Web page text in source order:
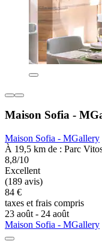
Maison Sofia -
Maison Sofia - MGallery
À 19,5 km de : Parc
8,8/10
Excellent
(189 avis)
84 €
taxes et frais compris
23 août - 24 août
Maison Sofia - MGallery